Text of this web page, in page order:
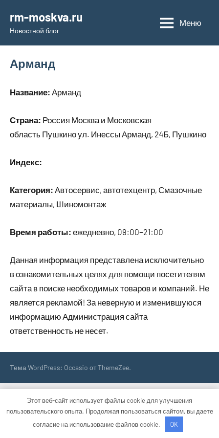
содержимому
rm-moskva.ru
Новостной блог
Меню
Арманд
Название: Арманд
Страна: Россия Москва и Московская
область Пушкино ул. Инессы Арманд, 24Б, Пушкино
Индекс:
Категория: Автосервис, автотехцентр, Смазочные
материалы, Шиномонтаж
Время работы: ежедневно, 09:00–21:00
Данная информация представлена исключительно
в ознакомительных целях для помощи посетителям
сайта в поиске необходимых товаров и компаний. Не
является рекламой! За неверную и изменившуюся
информацию Администрация сайта
ответственность не несет.
Тема WordPress: Occasio от ThemeZee.
Этот веб-сайт использует файлы cookie для улучшения
пользовательского опыта. Продолжая пользоваться сайтом, вы даете
согласие на использование файлов cookie.
OK